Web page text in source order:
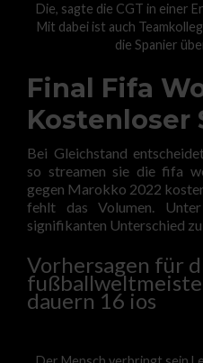
Die, sagte die CGT in einer
Mit dabei ist auch
die Spanier
Final Fifa
Kostenloser
Bei Gleichstand
so streamen sie die fifa
gegen Marokko 2022
fehlt das Volumen.
signifikanten Unterschied zu
Vorhersagen für
dauern 16 ios